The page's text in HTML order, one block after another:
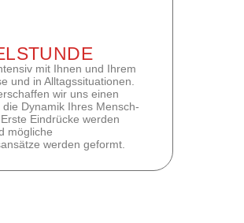
mit Ihnen und Ihrem
und in Alltagssituationen.
wir uns einen
Dynamik Ihres Mensch-
Eindrücke werden
mögliche
werden geformt.